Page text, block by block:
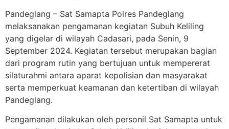
Pandeglang – Sat Samapta Polres Pandeglang
melaksanakan pengamanan kegiatan Subuh Keliling
yang digelar di wilayah Cadasari, pada Senin, 9
September 2024. Kegiatan tersebut merupakan bagian
dari program rutin yang bertujuan untuk mempererat
silaturahmi antara aparat kepolisian dan masyarakat
serta memperkuat keamanan dan ketertiban di wilayah
Pandeglang.
Pengamanan dilakukan oleh personil Sat Samapta untuk